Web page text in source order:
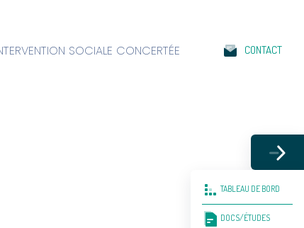
TABLEAU DE BORD
DOCS/ÉTUDES
SOCIALE CONCERTÉE CONTACT